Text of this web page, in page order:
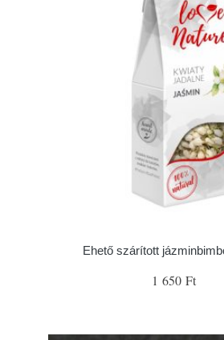
Ehető szárított
1 650 Ft